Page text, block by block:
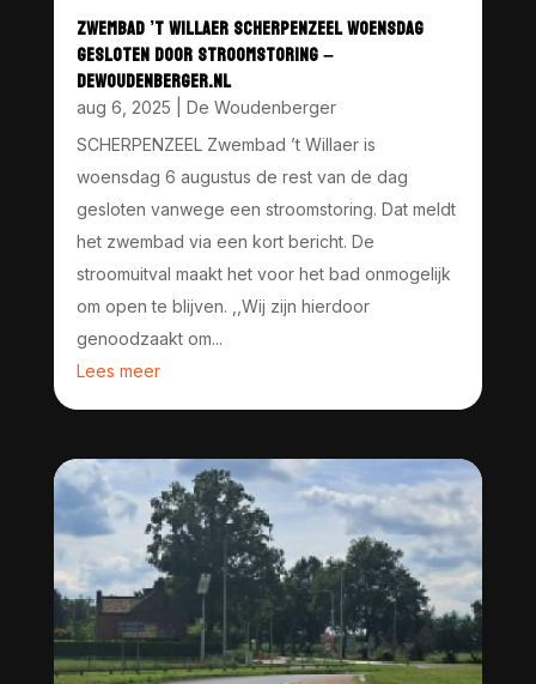
ZWEMBAD ’T WILLAER SCHERPENZEEL WOENSDAG
GESLOTEN DOOR STROOMSTORING –
DEWOUDENBERGER.NL
aug 6, 2025
De Woudenberger
SCHERPENZEEL Zwembad ’t Willaer is
woensdag 6 augustus de rest van de dag
gesloten vanwege een stroomstoring. Dat meldt
het zwembad via een kort bericht. De
stroomuitval maakt het voor het bad onmogelijk
om open te blijven. ,,Wij zijn hierdoor
genoodzaakt om...
Lees meer